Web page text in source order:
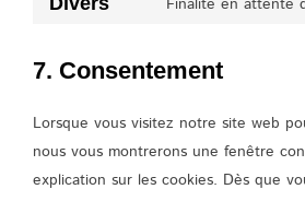
7. Consentement
Lorsque vous visitez notre site web
nous vous montrerons une fenêtre
explication sur les cookies. Dès que